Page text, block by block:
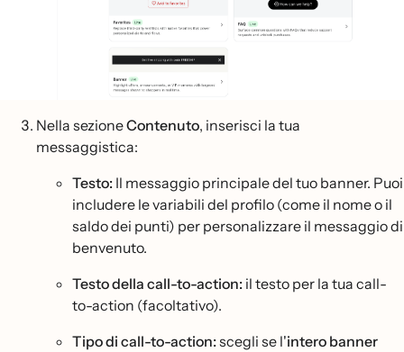
Nella sezioneContenuto, inserisci la tua
messaggistica:
Testo: Il messaggio principale del tuo banner. Puoi
includere le variabili del profilo (come il nome o il
saldo dei punti) per personalizzare il messaggio di
benvenuto.
Testo della call-to-action: il testo per la tua call-
to-action (facoltativo).
Tipo di call-to-action:scegli se l'intero banner